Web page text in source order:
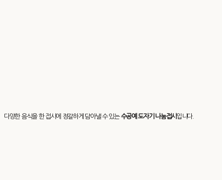
다양한 음식을 한 접시에 정갈하게 담아낼 수 있는수공예 도자기 나눔접시 입니다.